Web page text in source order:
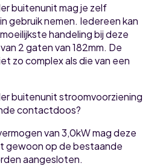
buitenunit mag je zelf
gebruik nemen. Iedereen kan
handeling bij deze
2 gaten van 182mm. De
zo complex als die van een
buitenunit stroomvoorziening
contactdoos?
van 3,0kW mag deze
gewoon op de bestaande
aangesloten.